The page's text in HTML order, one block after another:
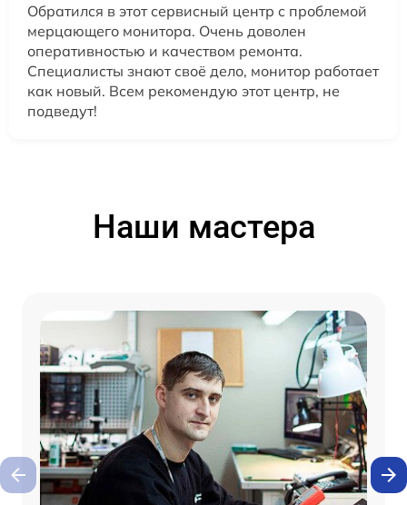
Обратился в этот сервисный центр с проблемой
мерцающего монитора. Очень доволен
оперативностью и качеством ремонта.
Специалисты знают своё дело, монитор работает
как новый. Всем рекомендую этот центр, не
подведут!
Наши мастера